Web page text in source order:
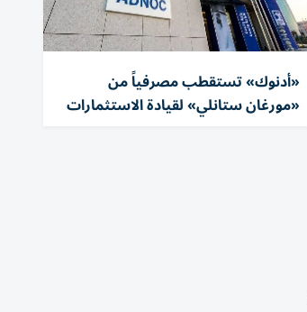
«أدنوك» تستقطب مصرفياً من
«مورغان ستانلي» لقيادة الاستثمارات